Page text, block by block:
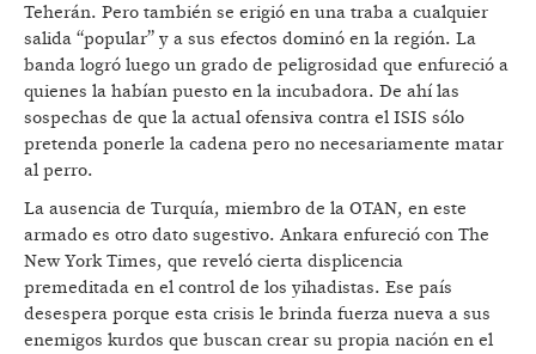
Teherán. Pero también se erigió en una traba a cualquier
salida “popular” y a sus efectos dominó en la región. La
banda logró luego un grado de peligrosidad que enfureció a
quienes la habían puesto en la incubadora. De ahí las
sospechas de que la actual ofensiva contra el ISIS sólo
pretenda ponerle la cadena pero no necesariamente matar
al perro.
La ausencia de Turquía, miembro de la OTAN, en este
armado es otro dato sugestivo. Ankara enfureció con The
New York Times, que reveló cierta displicencia
premeditada en el control de los yihadistas. Ese país
desespera porque esta crisis le brinda fuerza nueva a sus
enemigos kurdos que buscan crear su propia nación en el